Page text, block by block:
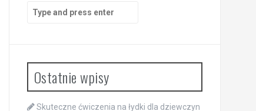
for:
Ostatnie wpisy
Skuteczne ćwiczenia na łydki dla dziewczyn